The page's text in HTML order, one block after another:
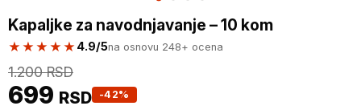
Kapaljke za navodnjavanje – 10 kom
★★★★★ 4.9/5na osnovu 248+ ocena
-42%
699 RSD
1.200RSD